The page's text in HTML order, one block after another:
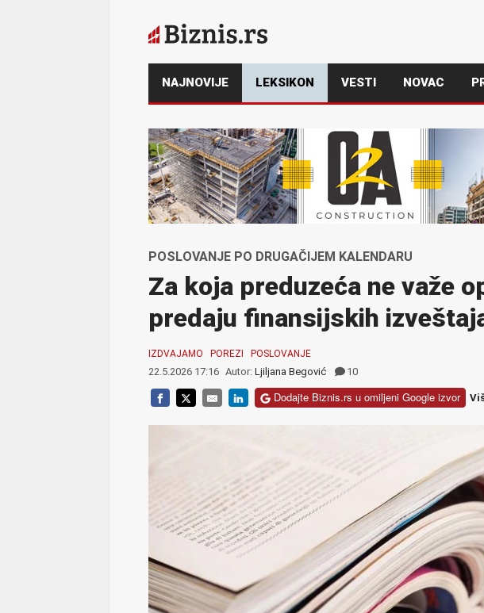
NAJNOVIJE LEKSIKON VESTI NOVAC
POSLOVANJE PO DRUGAČIJEM KALENDARU
Za koja preduzeća ne važe
predaju finansijskih
IZDVAJAMO POREZI POSLOVANJE
22.5.2026 17:16 Autor: Ljiljana Begović 10
Dodajte Biznis.rs u omiljeni Google izvor